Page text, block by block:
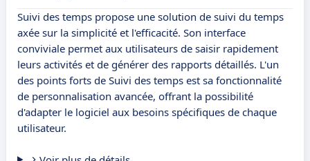
Suivi des temps propose une solution de suivi du temps
axée sur la simplicité et l'efficacité. Son interface
conviviale permet aux utilisateurs de saisir rapidement
leurs activités et de générer des rapports détaillés. L'un
des points forts de Suivi des temps est sa fonctionnalité
de personnalisation avancée, offrant la possibilité
d'adapter le logiciel aux besoins spécifiques de chaque
utilisateur.